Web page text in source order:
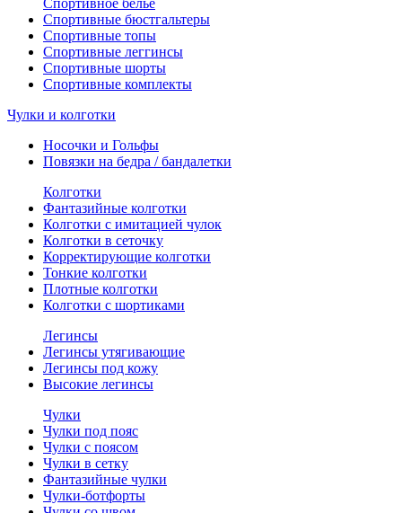
Спортивное белье
Спортивные бюстгальтеры
Спортивные топы
Спортивные леггинсы
Спортивные шорты
Спортивные комплекты
Чулки и колготки
Носочки и Гольфы
Повязки на бедра / бандалетки
Колготки
Фантазийные колготки
Колготки с имитацией чулок
Колготки в сеточку
Корректирующие колготки
Тонкие колготки
Плотные колготки
Колготки с шортиками
Легинсы
Легинсы утягивающие
Легинсы под кожу
Высокие легинсы
Чулки
Чулки под пояс
Чулки с поясом
Чулки в сетку
Фантазийные чулки
Чулки-ботфорты